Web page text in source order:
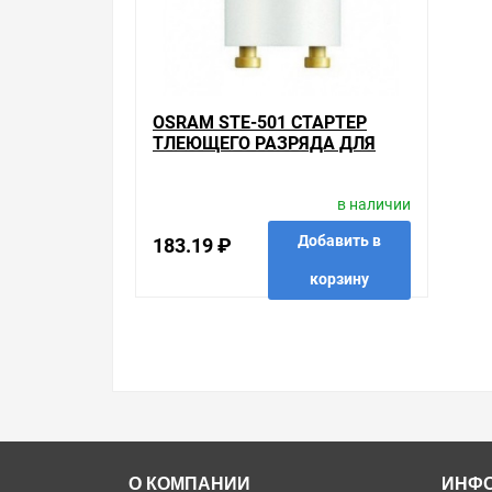
OSRAM STE-501 СТАРТЕР
ТЛЕЮЩЕГО РАЗРЯДА ДЛЯ
183.19 ₽
в наличии
Добавить в
корзину
О КОМПАНИИ